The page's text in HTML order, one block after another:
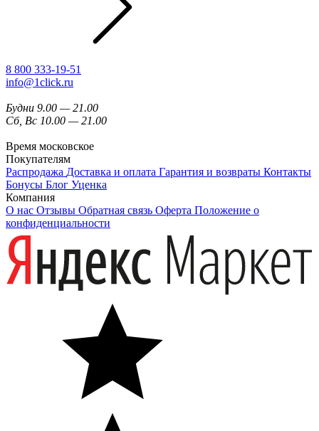
8 800 333-19-51
info@1click.ru
Будни 9.00 — 21.00
Сб, Вс 10.00 — 21.00
Время московское
Покупателям
Распродажа Доставка и оплата Гарантия и возвраты Контакты
Бонусы Блог Уценка
Компания
О нас Отзывы Обратная связь Оферта Положение о
конфиденциальности